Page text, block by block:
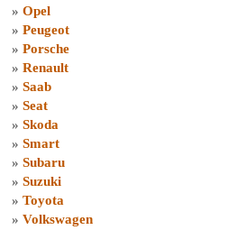
» Opel
» Peugeot
» Porsche
» Renault
» Saab
» Seat
» Skoda
» Smart
» Subaru
» Suzuki
» Toyota
» Volkswagen